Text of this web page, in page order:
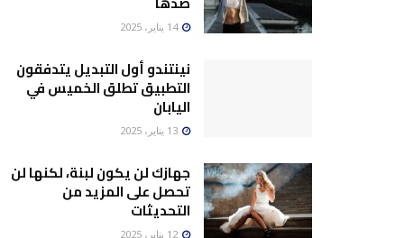
14 يناير، 2025
نينتندو أول التبديل يتدفقون
التطبيق تطلق الخميس في
اليابان
جهازك لن يكون لبنة، لكنها لن
تحصل على المزيد من
التحديثات